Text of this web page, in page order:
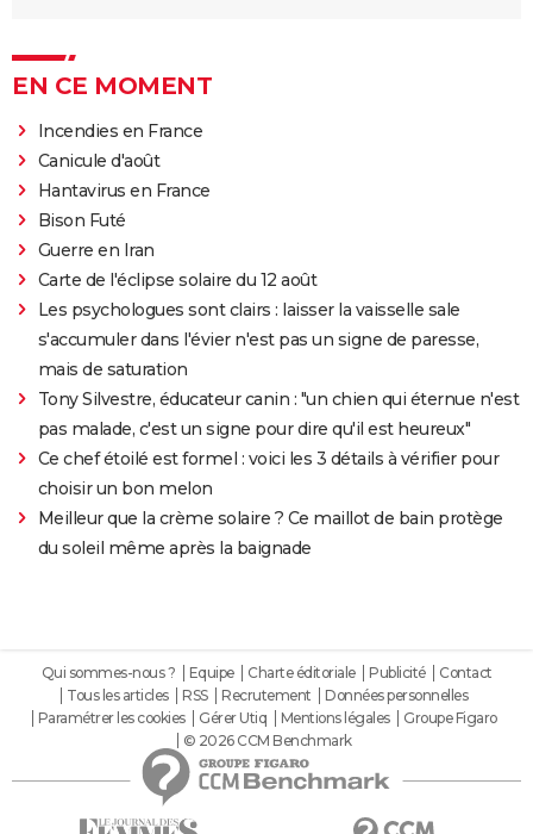
EN CE MOMENT
Incendies en France
Canicule d'août
Hantavirus en France
Bison Futé
Guerre en Iran
Carte de l'éclipse solaire du 12 août
Les psychologues sont clairs : laisser la vaisselle sale
s'accumuler dans l'évier n'est pas un signe de paresse,
mais de saturation
Tony Silvestre, éducateur canin : "un chien qui éternue n'est
pas malade, c'est un signe pour dire qu'il est heureux"
Ce chef étoilé est formel : voici les 3 détails à vérifier pour
choisir un bon melon
Meilleur que la crème solaire ? Ce maillot de bain protège
du soleil même après la baignade
Qui sommes-nous ? Equipe Charte éditoriale Publicité
Contact
Tous les articles
RSS Recrutement
Données personnelles
Paramétrer les cookies
Gérer Utiq Mentions légales
Groupe Figaro
© 2026 CCM Benchmark